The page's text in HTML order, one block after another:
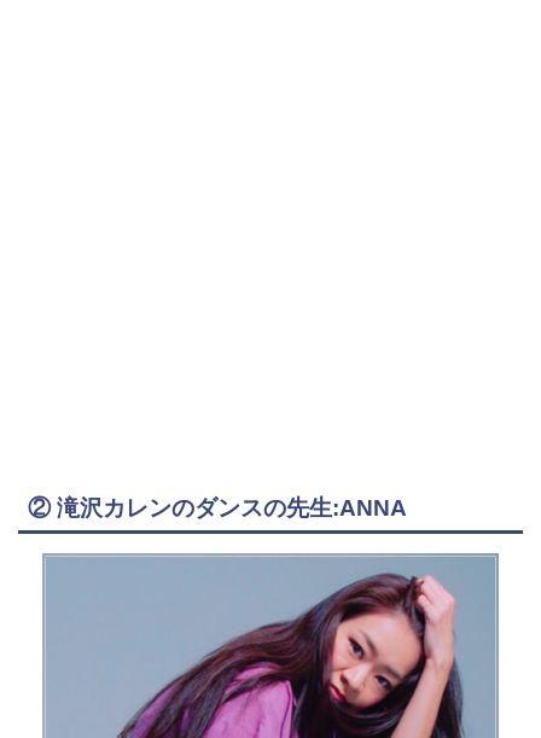
② 滝沢カレンのダンスの先生:ANNA